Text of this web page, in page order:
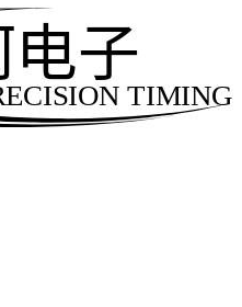
TIMING
电子